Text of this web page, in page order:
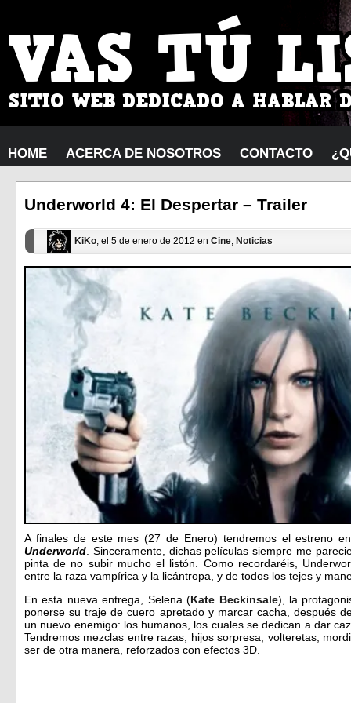
HOME ACERCA DE NOSOTROS CONTACTO
Underworld 4: El Despertar – Trailer
KiKo, el 5 de enero de 2012 en Cine, Noticias
A finales de este mes (27 de Enero) tendremos el estreno
Underworld . Sinceramente, dichas películas siempre me
pinta de no subir mucho el listón. Como recordaréis,
entre la raza vampírica y la licántropa, y de todos los tejes y
En esta nueva entrega, Selena (Kate Beckinsale), la
ponerse su traje de cuero apretado y marcar cacha, después
un nuevo enemigo: los humanos, los cuales se dedican a dar
Tendremos mezclas entre razas, hijos sorpresa, volteretas,
ser de otra manera, reforzados con efectos 3D.